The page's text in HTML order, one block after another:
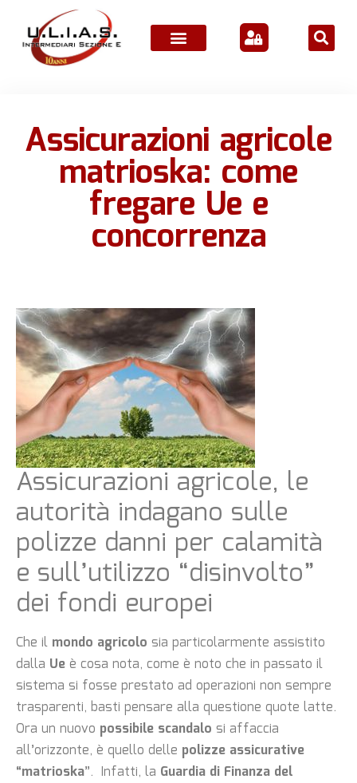
Assicurazioni agricole
matrioska: come
fregare Ue e
concorrenza
Assicurazioni agricole, le
autorità indagano sulle
polizze danni per calamità
e sull’utilizzo “disinvolto”
dei fondi europei
Che il mondo agricolo sia particolarmente assistito
dalla Ue è cosa nota, come è noto che in passato il
sistema si fosse prestato ad operazioni non sempre
trasparenti, basti pensare alla questione quote latte.
Ora un nuovo possibile scandalo si affaccia
all’orizzonte, è quello delle polizze assicurative
“matrioska”. Infatti, la Guardia di Finanza del